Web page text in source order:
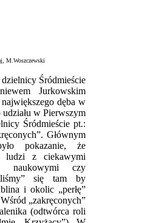
M.Woszczewski
Śródmieście
Jurkowskim
dęba w
w Pierwszym
Śródmieście pt.:
Głównym
pokazanie, że
ludzi z ciekawymi
naukowymi czy
się tam by
i okolic „perłę”
„zakręconych”
(odtwórca roli